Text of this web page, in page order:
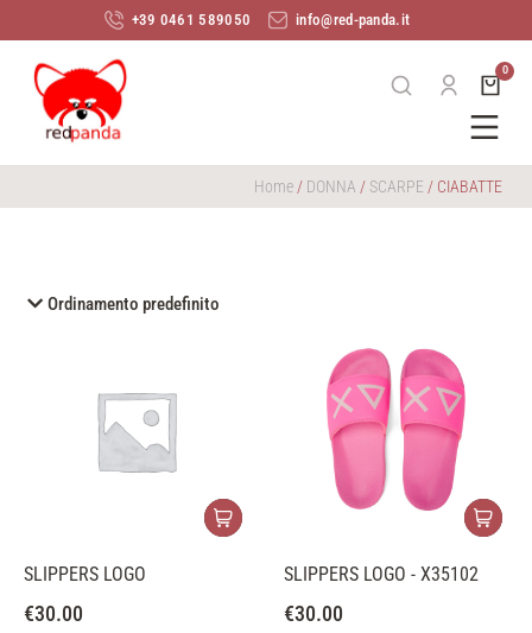
+39 0461 589050 info@red-panda.it
Home / DONNA / SCARPE / CIABATTE
SLIPPERS LOGO
€30.00
SLIPPERS LOGO - X35102
€30.00